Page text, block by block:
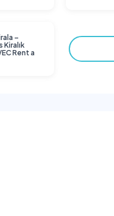
–
Kiralık
Rent a